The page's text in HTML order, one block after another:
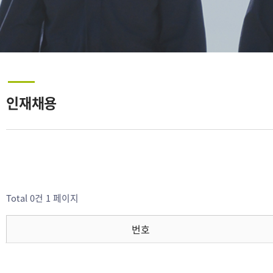
인재채용
Total 0건 1 페이지
번호